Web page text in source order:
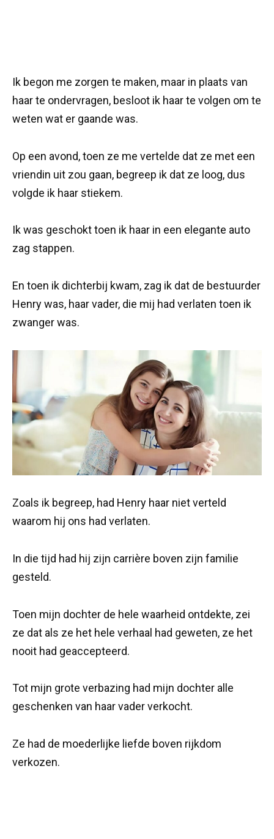
Ik begon me zorgen te maken, maar in plaats van
haar te ondervragen, besloot ik haar te volgen om te
weten wat er gaande was.
Op een avond, toen ze me vertelde dat ze met een
vriendin uit zou gaan, begreep ik dat ze loog, dus
volgde ik haar stiekem.
Ik was geschokt toen ik haar in een elegante auto
zag stappen.
En toen ik dichterbij kwam, zag ik dat de bestuurder
Henry was, haar vader, die mij had verlaten toen ik
zwanger was.
Zoals ik begreep, had Henry haar niet verteld
waarom hij ons had verlaten.
In die tijd had hij zijn carrière boven zijn familie
gesteld.
Toen mijn dochter de hele waarheid ontdekte, zei
ze dat als ze het hele verhaal had geweten, ze het
nooit had geaccepteerd.
Tot mijn grote verbazing had mijn dochter alle
geschenken van haar vader verkocht.
Ze had de moederlijke liefde boven rijkdom
verkozen.